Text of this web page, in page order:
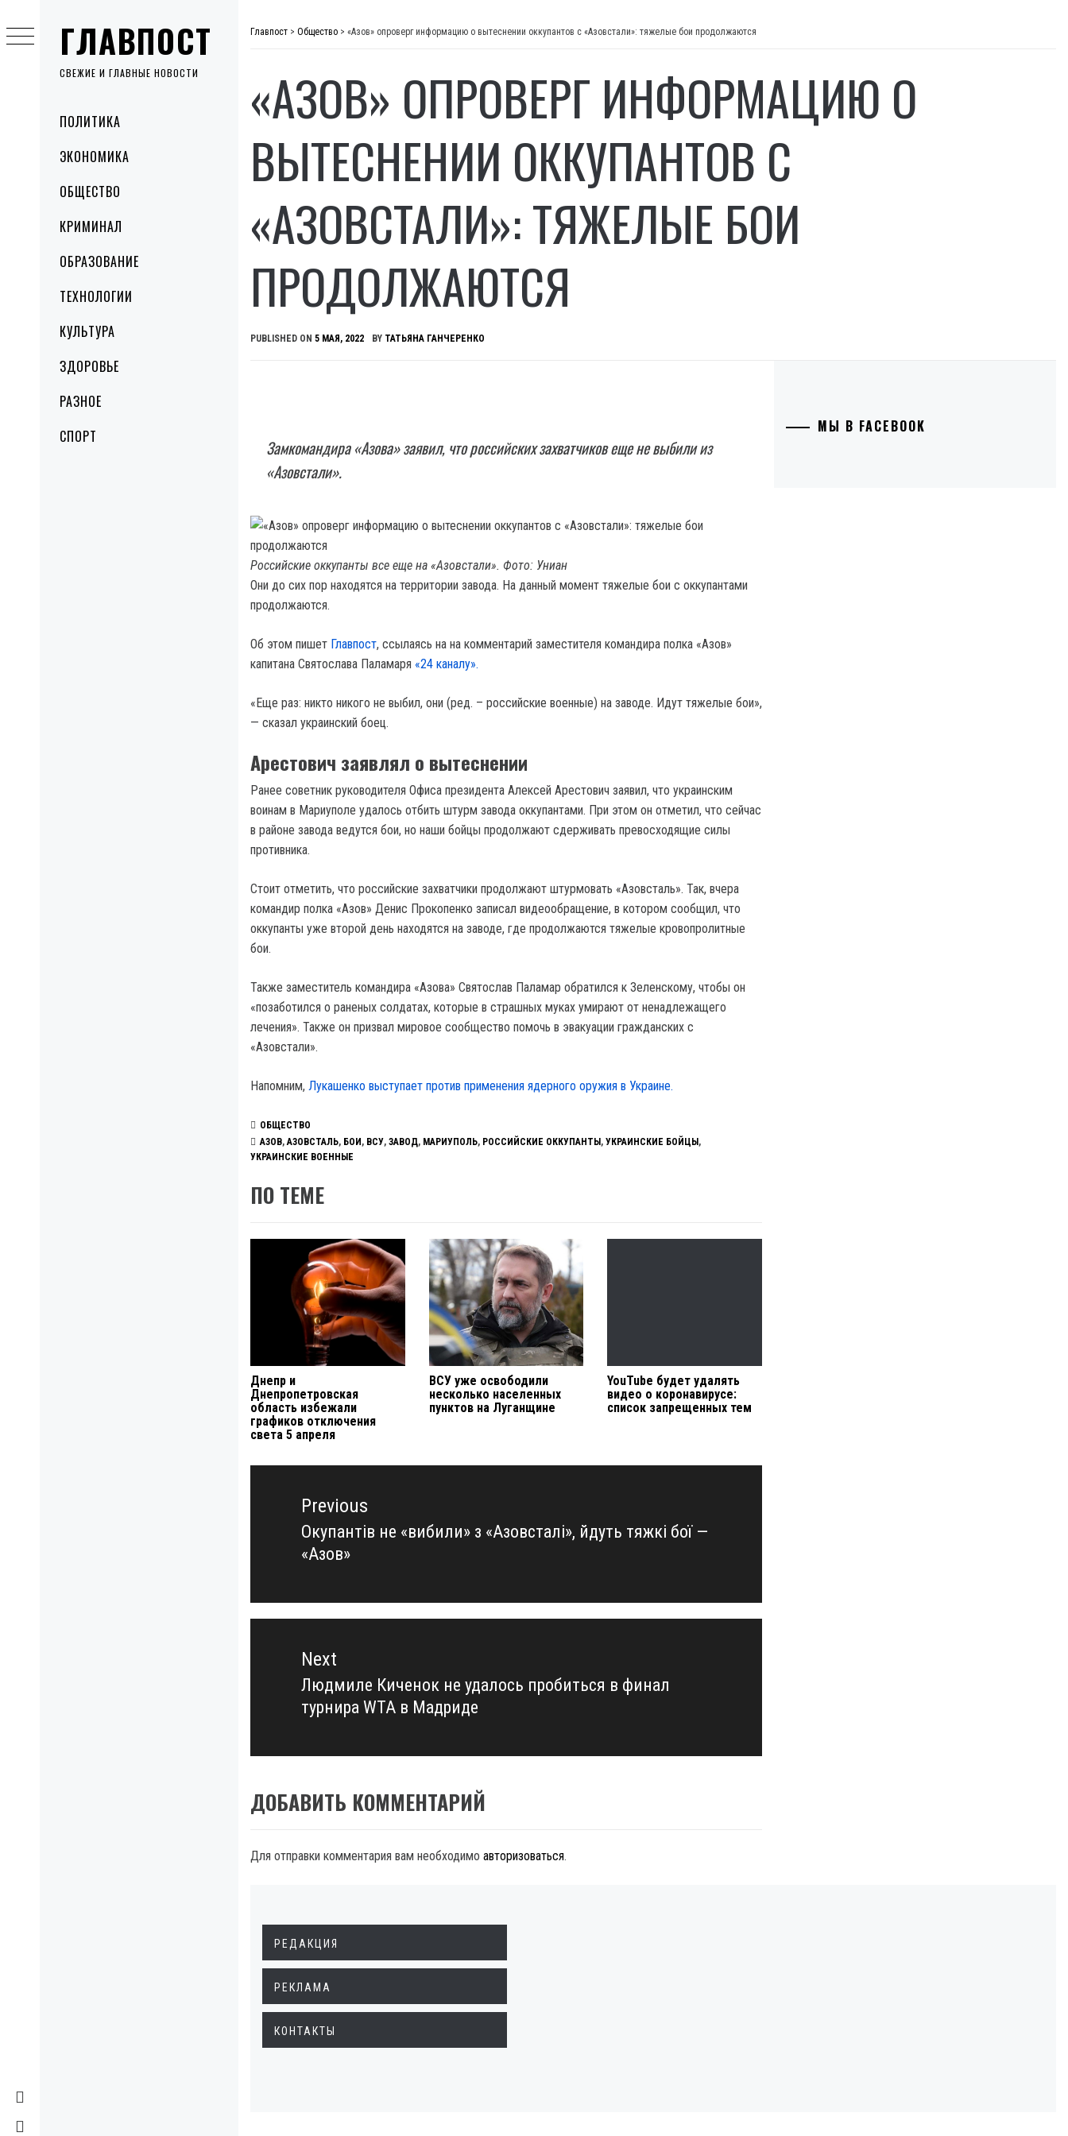
ГЛАВПОСТ
СВЕЖИЕ И ГЛАВНЫЕ НОВОСТИ
MenuПОЛИТИКА
ЭКОНОМИКА
ОБЩЕСТВО
КРИМИНАЛ
ОБРАЗОВАНИЕ
ТЕХНОЛОГИИ
КУЛЬТУРА
ЗДОРОВЬЕ
РАЗНОЕ
СПОРТ
to
content
Главпост > Общество > «Азов» опроверг информацию о вытеснении оккупантов с «Азовстали»: тяжелые бои продолжаются
«АЗОВ» ОПРОВЕРГ ИНФОРМАЦИЮ О
ВЫТЕСНЕНИИ ОККУПАНТОВ С
«АЗОВСТАЛИ»: ТЯЖЕЛЫЕ БОИ
ПРОДОЛЖАЮТСЯ
PUBLISHED ON 5 МАЯ, 2022 BY ТАТЬЯНА ГАНЧЕРЕНКО
Замкомандира «Азова» заявил, что российских захватчиков еще не выбили из
«Азовстали».
Российские оккупанты все еще на «Азовстали». Фото: Униан
Они до сих пор находятся на территории завода. На данный момент тяжелые бои с оккупантами
продолжаются.
Об этом пишет Главпост, ссылаясь на на комментарий заместителя командира полка «Азов»
капитана Святослава Паламаря «24 каналу».
«Еще раз: никто никого не выбил, они (ред. – российские военные) на заводе. Идут тяжелые бои»,
— сказал украинский боец.
Арестович заявлял о вытеснении
Ранее советник руководителя Офиса президента Алексей Арестович заявил, что украинским
воинам в Мариуполе удалось отбить штурм завода оккупантами. При этом он отметил, что сейчас
в районе завода ведутся бои, но наши бойцы продолжают сдерживать превосходящие силы
противника.
Стоит отметить, что российские захватчики продолжают штурмовать «Азовсталь». Так, вчера
командир полка «Азов» Денис Прокопенко записал видеообращение, в котором сообщил, что
оккупанты уже второй день находятся на заводе, где продолжаются тяжелые кровопролитные
бои.
Также заместитель командира «Азова» Святослав Паламар обратился к Зеленскому, чтобы он
«позаботился о раненых солдатах, которые в страшных муках умирают от ненадлежащего
лечения». Также он призвал мировое сообщество помочь в эвакуации гражданских с
«Азовстали».
Напомним, Лукашенко выступает против применения ядерного оружия в Украине.
ОБЩЕСТВО
АЗОВ,АЗОВСТАЛЬ, БОИ , ВСУ, ЗАВОД, МАРИУПОЛЬ, РОССИЙСКИЕ ОККУПАНТЫ , УКРАИНСКИЕ БОЙЦЫ ,
УКРАИНСКИЕ ВОЕННЫЕ
ПО ТЕМЕ
Днепр и
Днепропетровская
область избежали
графиков отключения
света 5 апреля
ВСУ уже освободили
несколько населенных
пунктов на Луганщине
YouTube будет удалять
видео о коронавирусе:
список запрещенных тем
Навигация
записямPrevious
Previous
post:
Окупантів не «вибили» з «Азовсталі», йдуть тяжкі бої —
«Азов»
Next
Next
post:
Людмиле Киченок не удалось пробиться в финал
турнира WTA в Мадриде
ДОБАВИТЬ КОММЕНТАРИЙ
Для отправки комментария вам необходимо авторизоваться.
МЫ В FACEBOOK
РЕДАКЦИЯ
РЕКЛАМА
КОНТАКТЫ